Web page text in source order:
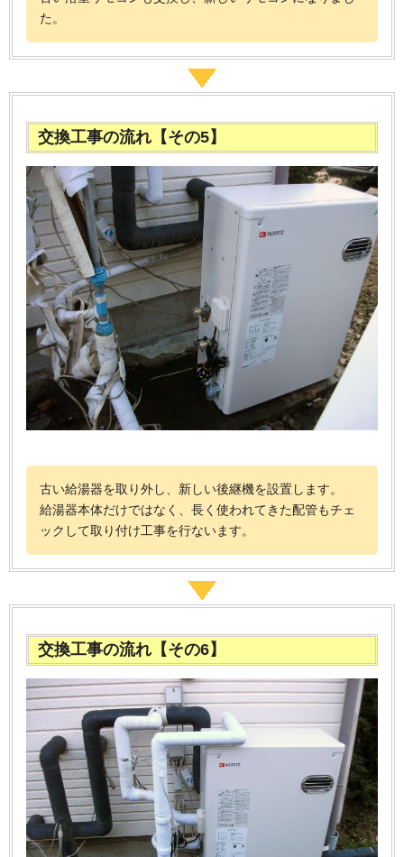
た。
交換工事の流れ【その5】
古い給湯器を取り外し、新しい後継機を設置します。
給湯器本体だけではなく、長く使われてきた配管もチェ
ックして取り付け工事を行ないます。
交換工事の流れ【その6】